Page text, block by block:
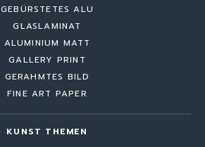
GEBÜRSTETES ALU
GLASLAMINAT
ALUMINIUM MATT
GALLERY PRINT
GERAHMTES BILD
FINE ART PAPER
KUNST THEMEN